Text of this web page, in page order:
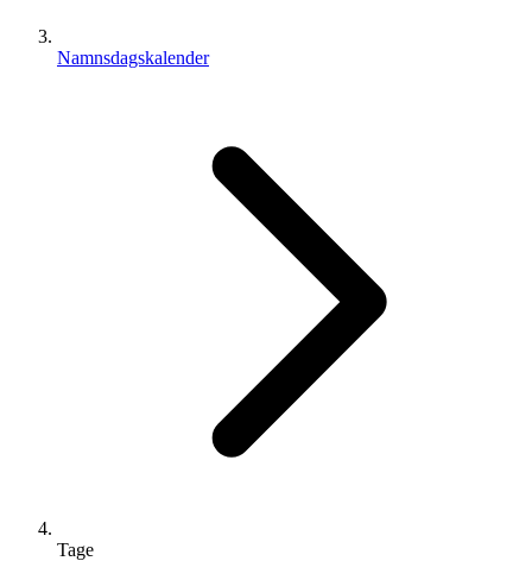
Namnsdagskalender
Tage